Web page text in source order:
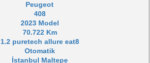
Peugeot
408
2023 Model
70.722 Km
1.2 puretech allure eat8
Otomatik
İstanbul Maltepe